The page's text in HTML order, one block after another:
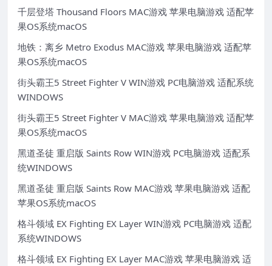
千层登塔 Thousand Floors MAC游戏 苹果电脑游戏 适配苹
果OS系统macOS
地铁：离乡 Metro Exodus MAC游戏 苹果电脑游戏 适配苹
果OS系统macOS
街头霸王5 Street Fighter V WIN游戏 PC电脑游戏 适配系统
WINDOWS
街头霸王5 Street Fighter V MAC游戏 苹果电脑游戏 适配苹
果OS系统macOS
黑道圣徒 重启版 Saints Row WIN游戏 PC电脑游戏 适配系
统WINDOWS
黑道圣徒 重启版 Saints Row MAC游戏 苹果电脑游戏 适配
苹果OS系统macOS
格斗领域 EX Fighting EX Layer WIN游戏 PC电脑游戏 适配
系统WINDOWS
格斗领域 EX Fighting EX Layer MAC游戏 苹果电脑游戏 适